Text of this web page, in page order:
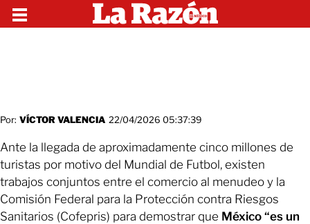
Por: VÍCTOR VALENCIA 22/04/2026 05:37:39
Ante la llegada de aproximadamente cinco millones de
turistas por motivo del Mundial de Futbol, existen
trabajos conjuntos entre el comercio al menudeo y la
Comisión Federal para la Protección contra Riesgos
Sanitarios (Cofepris) para demostrar que México “es un